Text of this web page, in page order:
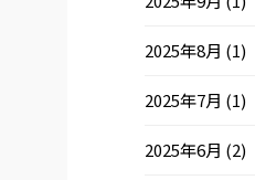
2025年8月 (1)
2025年7月 (1)
2025年6月 (2)